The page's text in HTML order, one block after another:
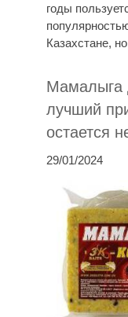
годы
Казахстане,
Мамалыга
лучший
остается
29/01/2024